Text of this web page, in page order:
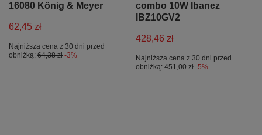
16080 König & Meyer
62,45 zł
Najniższa cena z 30 dni przed
obniżką: 64,38 zł -3%
combo 10W Ibanez
IBZ10GV2
428,46 zł
Najniższa cena z 30 dni przed
obniżką: 451,00 zł -5%